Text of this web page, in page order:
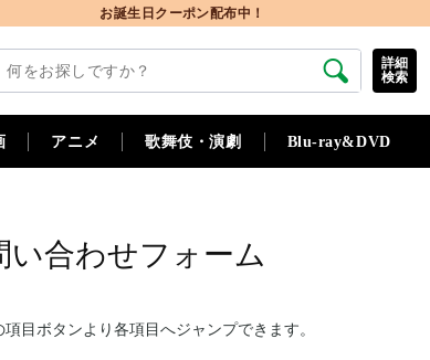
詳細
検索
アニメ 歌舞伎・演劇 Blu-ray&DVD
合わせフォーム
目ボタンより各項目へジャンプできます。